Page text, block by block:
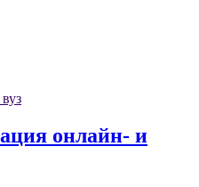
онлайн- и